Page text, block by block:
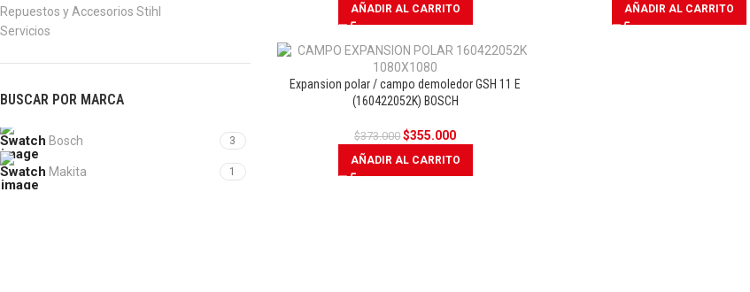
Repuestos y Accesorios Stihl
Servicios
BUSCAR POR MARCA
Bosch 3
Makita 1
AÑADIR AL CARRITO AÑADIR AL CARRITO
Expansion polar / campo demoledor GSH 11 E
(160422052K) BOSCH
$373.000 $355.000
AÑADIR AL CARRITO